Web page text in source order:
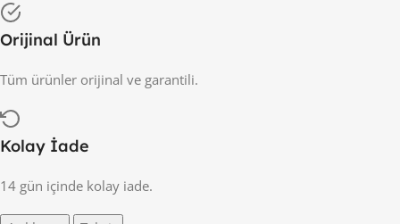
Orijinal Ürün
Tüm ürünler orijinal ve garantili.
Kolay İade
14 gün içinde kolay iade.